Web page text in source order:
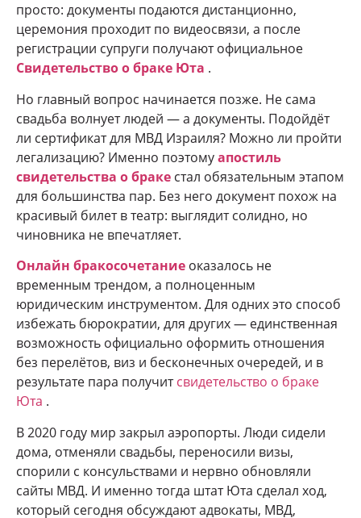
просто: документы подаются дистанционно,
церемония проходит по видеосвязи, а после
регистрации супруги получают официальное
Свидетельство о браке Юта .
Но главный вопрос начинается позже. Не сама
свадьба волнует людей — а документы. Подойдёт
ли сертификат для МВД Израиля? Можно ли пройти
легализацию? Именно поэтомуапостиль
свидетельства о браке стал обязательным этапом
для большинства пар. Без него документ похож на
красивый билет в театр: выглядит солидно, но
чиновника не впечатляет.
Онлайн бракосочетание оказалось не
временным трендом, а полноценным
юридическим инструментом. Для одних это способ
избежать бюрократии, для других — единственная
возможность официально оформить отношения
без перелётов, виз и бесконечных очередей, и в
результате пара получитсвидетельство о браке
Юта .
В 2020 году мир закрыл аэропорты. Люди сидели
дома, отменяли свадьбы, переносили визы,
спорили с консульствами и нервно обновляли
сайты МВД. И именно тогда штат Юта сделал ход,
который сегодня обсуждают адвокаты, МВД,